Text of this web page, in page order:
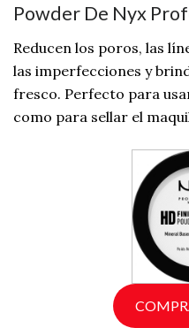
Powder De Nyx
Reducen los poros, las
las imperfecciones y
fresco. Perfecto para
como para sellar el